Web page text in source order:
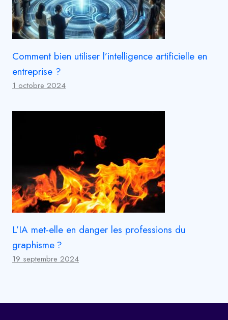
Comment bien utiliser l’intelligence artificielle en
entreprise ?
1 octobre 2024
L’IA met-elle en danger les professions du
graphisme ?
19 septembre 2024